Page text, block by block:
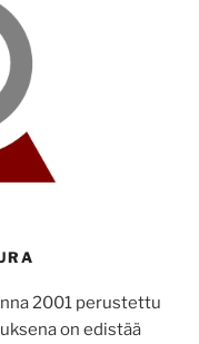
2001 perustettu
on edistää